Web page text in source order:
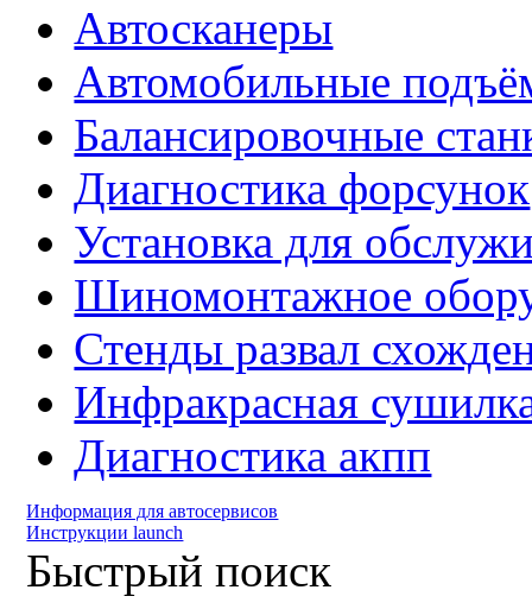
Автосканеры
Автомобильные
Балансировочные
Диагностика форсунок
Установка для
Шиномонтажное
Стенды развал
Инфракрасная
Диагностика акпп
Информация для автосервисов
Инструкции launch
Быстрый поиск